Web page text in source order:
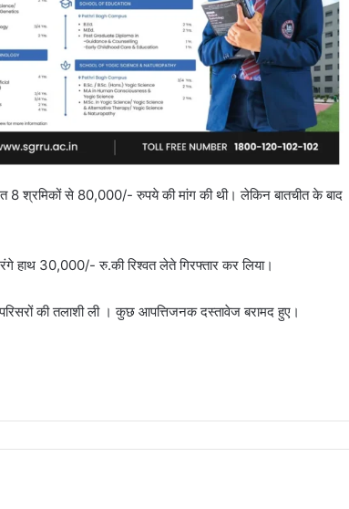
8 श्रमिकों से 80,000/- रुपये की मांग की थी। लेकिन बातचीत के बाद
हाथ 30,000/- रु.की रिश्वत लेते गिरफ्तार कर लिया।
की तलाशी ली । कुछ आपत्तिजनक दस्तावेज बरामद हुए।